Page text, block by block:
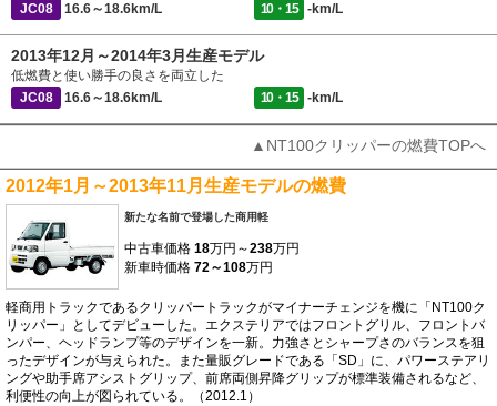
JC08
16.6～18.6km/L 10・15 -km/L
2013年12月～2014年3月生産モデル
低燃費と使い勝手の良さを両立した
JC08
16.6～18.6km/L 10・15 -km/L
▲NT100クリッパーの燃費TOPへ
2012年1月～2013年11月生産モデルの燃費
新たな名前で登場した商用軽
中古車価格 18万円～238万円
新車時価格 72～108万円
軽商用トラックであるクリッパートラックがマイナーチェンジを機に「NT100ク
リッパー」としてデビューした。エクステリアではフロントグリル、フロントバ
ンパー、ヘッドランプ等のデザインを一新。力強さとシャープさのバランスを狙
ったデザインが与えられた。また量販グレードである「SD」に、パワーステアリ
ングや助手席アシストグリップ、前席両側昇降グリップが標準装備されるなど、
利便性の向上が図られている。（2012.1）